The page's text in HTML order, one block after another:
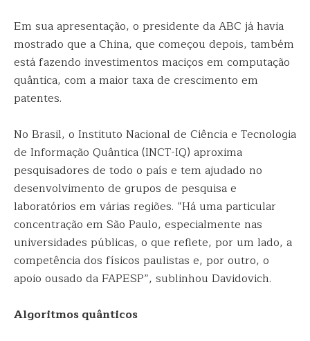
Em sua apresentação, o presidente da ABC já havia
mostrado que a China, que começou depois, também
está fazendo investimentos maciços em computação
quântica, com a maior taxa de crescimento em
patentes.
No Brasil, o Instituto Nacional de Ciência e Tecnologia
de Informação Quântica (INCT-IQ) aproxima
pesquisadores de todo o país e tem ajudado no
desenvolvimento de grupos de pesquisa e
laboratórios em várias regiões. “Há uma particular
concentração em São Paulo, especialmente nas
universidades públicas, o que reflete, por um lado, a
competência dos físicos paulistas e, por outro, o
apoio ousado da FAPESP”, sublinhou Davidovich.
Algoritmos quânticos